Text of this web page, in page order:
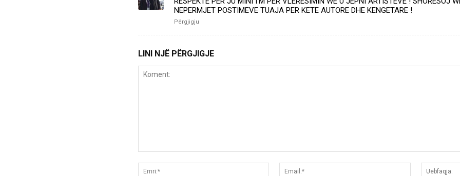
NEPERMJET POSTIMEVE TUAJA PER KETE AUTORE DHE KENGETARE !
Përgjigju
LINI NJË PËRGJIGJE
Emri:*
Email:*